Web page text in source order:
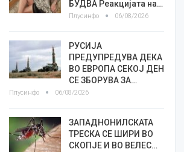
БУДВА Реакцијата на…
Плусинфо 06/08/2026
РУСИЈА
ПРЕДУПРЕДУВА ДЕКА
ВО ЕВРОПА СЕКОЈ ДЕН
СЕ ЗБОРУВА ЗА…
Плусинфо 06/08/2026
ЗАПАДНОНИЛСКАТА
ТРЕСКА СЕ ШИРИ ВО
СКОПЈЕ И ВО ВЕЛЕС…